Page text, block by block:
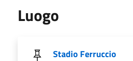
Luogo
Stadio Ferruccio